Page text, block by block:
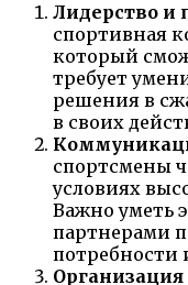
Лидерство и
спортивная
который
требует
решения в
в своих
спортсмены
условиях
Важно уметь
партнерами
потребности